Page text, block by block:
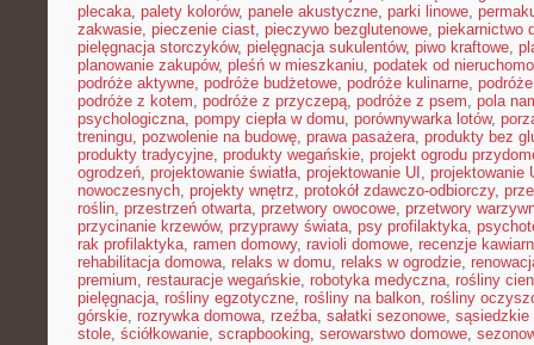
plecaka, palety kolorów, panele akustyczne, parki linowe,
zakwasie, pieczenie ciast, pieczywo bezglutenowe, piekarnictwo
pielęgnacja storczyków, pielęgnacja sukulentów, piwo kraftowe,
planowanie zakupów, pleśń w mieszkaniu, podatek od
podróże aktywne, podróże budżetowe, podróże kulinarne,
podróże z kotem, podróże z przyczepą, podróże z psem, pola
psychologiczna, pompy ciepła w domu, porównywarka lotów,
treningu, pozwolenie na budowę, prawa pasażera, produkty bez
produkty tradycyjne, produkty wegańskie, projekt ogrodu
ogrodzeń, projektowanie światła, projektowanie UI , projektowanie
nowoczesnych, projekty wnętrz, protokół zdawczo-odbiorczy,
roślin, przestrzeń otwarta, przetwory owocowe, przetwory
przycinanie krzewów, przyprawy świata, psy profilaktyka,
rak profilaktyka, ramen domowy, ravioli domowe, recenzje
rehabilitacja domowa, relaks w domu, relaks w ogrodzie,
premium, restauracje wegańskie, robotyka medyczna, rośliny
pielęgnacja, rośliny egzotyczne, rośliny na balkon, rośliny
górskie, rozrywka domowa, rzeźba, sałatki sezonowe, sąsiedzkie
stole, ściółkowanie, scrapbooking, serowarstwo domowe,